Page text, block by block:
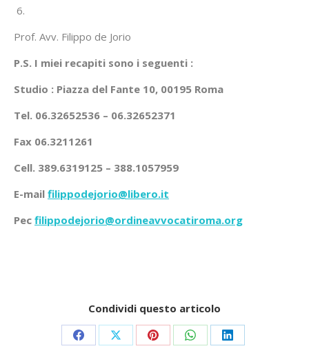
Prof. Avv. Filippo de Jorio
P.S. I miei recapiti sono i seguenti :
Studio : Piazza del Fante 10, 00195 Roma
Tel. 06.32652536 – 06.32652371
Fax 06.3211261
Cell. 389.6319125 – 388.1057959
E-mail filippodejorio@libero.it
Pec filippodejorio@ordineavvocatiroma.org
Condividi questo articolo
Share Share Share Share Share